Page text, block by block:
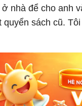
ở nhà để cho anh
quyển sách cũ.